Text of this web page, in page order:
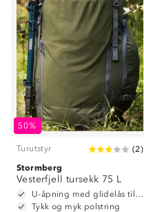
50%
Turutstyr (2)
Stormberg
Vesterfjell tursekk 75 L
U-åpning med glidelås til hovedrom
Tykk og myk polstring